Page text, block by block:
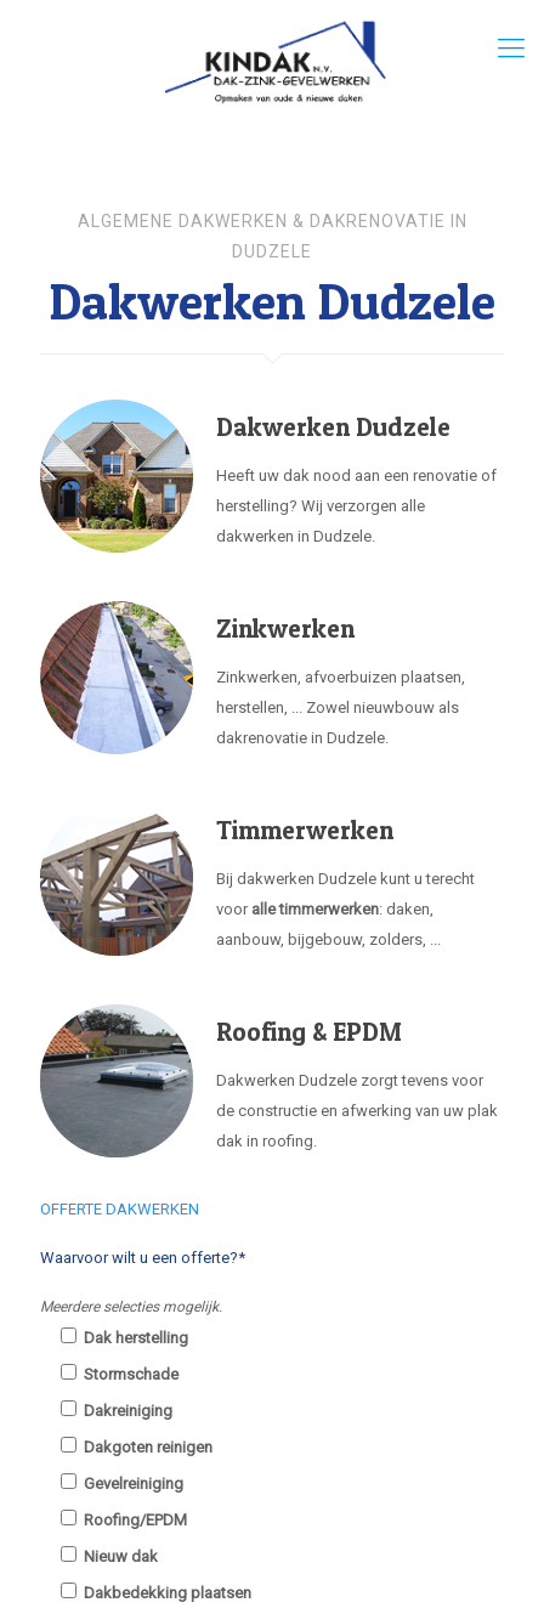
ALGEMENE DAKWERKEN & DAKRENOVATIE IN
DUDZELE
Dakwerken Dudzele
Dakwerken Dudzele
Heeft uw dak nood aan een renovatie of
herstelling? Wij verzorgen alle
dakwerken in Dudzele.
Zinkwerken
Zinkwerken, afvoerbuizen plaatsen,
herstellen, ... Zowel nieuwbouw als
dakrenovatie in Dudzele.
Timmerwerken
Bij dakwerken Dudzele kunt u terecht
voor alle timmerwerken: daken,
aanbouw, bijgebouw, zolders, ...
Roofing & EPDM
Dakwerken Dudzele zorgt tevens voor
de constructie en afwerking van uw plak
dak in roofing.
OFFERTE DAKWERKEN
Waarvoor wilt u een offerte?*
Meerdere selecties mogelijk.
Dak herstelling
Stormschade
Dakreiniging
Dakgoten reinigen
Gevelreiniging
Roofing/EPDM
Nieuw dak
Dakbedekking plaatsen